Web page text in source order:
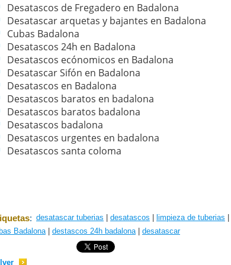
Desatascos de Fregadero en Badalona
Desatascar arquetas y bajantes en Badalona
Cubas Badalona
Desatascos 24h en Badalona
Desatascos ecónomicos en Badalona
Desatascar Sifón en Badalona
Desatascos en Badalona
Desatascos baratos en badalona
Desatascos baratos badalona
Desatascos badalona
Desatascos urgentes en badalona
Desatascos santa coloma
: desatascar tuberias desatascos limpieza de tuberias
Badalona
destascos 24h badalona desatascar